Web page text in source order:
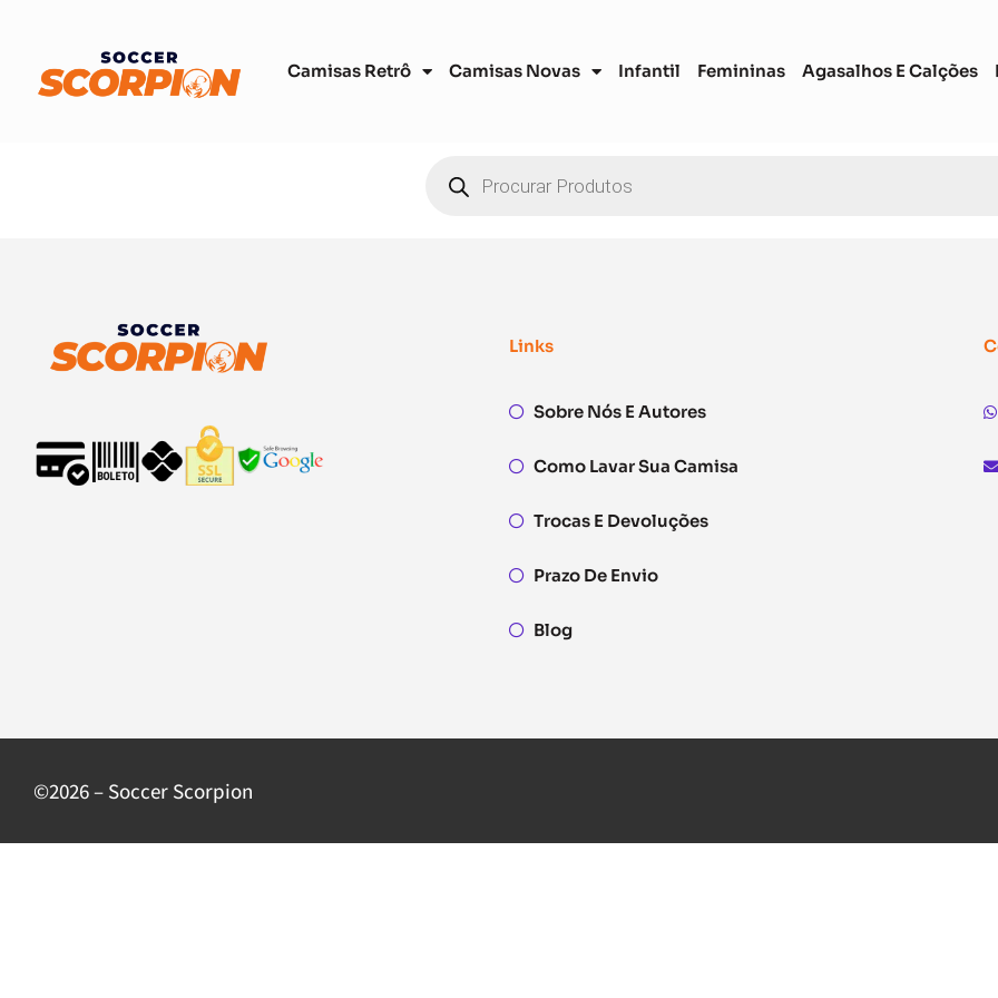
Camisas Retrô Camisas Novas Infantil Femininas Agasalhos E Calções
Links
Sobre Nós E Autores
Como Lavar Sua Camisa
Trocas E Devoluções
Prazo De Envio
Blog
©2026 – Soccer Scorpion